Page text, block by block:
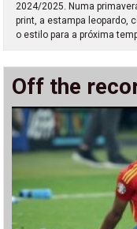
2024/2025. Numa
print, a estampa leopardo,
o estilo para a próxima
Off the